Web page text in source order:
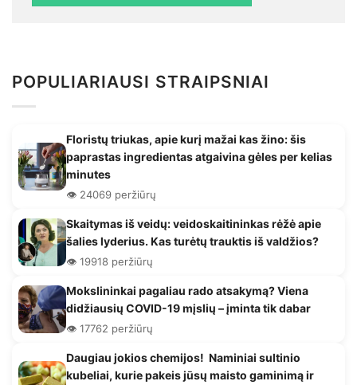
POPULIARIAUSI STRAIPSNIAI
Floristų triukas, apie kurį mažai kas žino: šis
paprastas ingredientas atgaivina gėles per kelias
minutes
👁️ 24069 peržiūrų
Skaitymas iš veidų: veidoskaitininkas rėžė apie
šalies lyderius. Kas turėtų trauktis iš valdžios?
👁️ 19918 peržiūrų
Mokslininkai pagaliau rado atsakymą? Viena
didžiausių COVID-19 mįslių – įminta tik dabar
👁️ 17762 peržiūrų
Daugiau jokios chemijos! Naminiai sultinio
kubeliai, kurie pakeis jūsų maisto gaminimą ir